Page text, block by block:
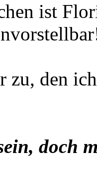
ist
zu, den
doch